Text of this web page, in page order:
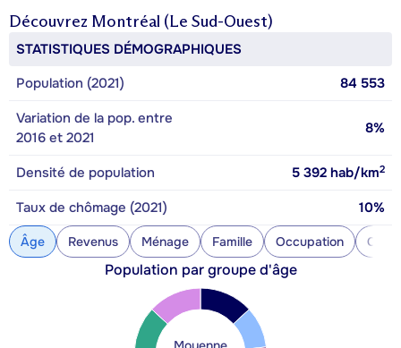
Découvrez Montréal (Le Sud-Ouest)
STATISTIQUES DÉMOGRAPHIQUES
Population (2021)
84 553
Variation de la pop. entre
2016 et 2021
8%
Densité de population 5 392 hab/km2
Taux de chômage (2021) 10%
Âge Revenus Ménage Famille Occupation
Population par groupe d'âge